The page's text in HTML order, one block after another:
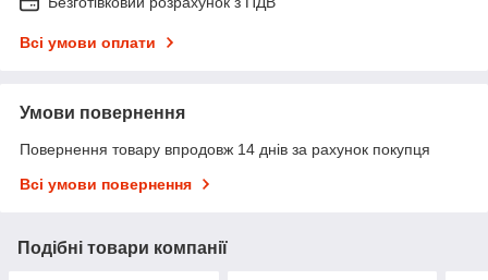
Всі умови оплати
Умови повернення
Повернення товару впродовж 14 днів за рахунок покупця
Всі умови повернення
Подібні товари компанії